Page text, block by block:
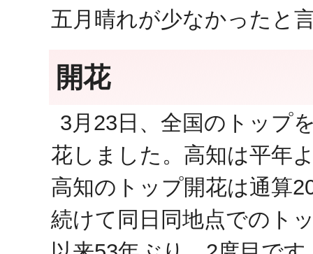
五月晴れが少なかったと
開花
3月23日、全国のトップ
花しました。高知は平年
高知のトップ開花は通算
続けて同日同地点でのト